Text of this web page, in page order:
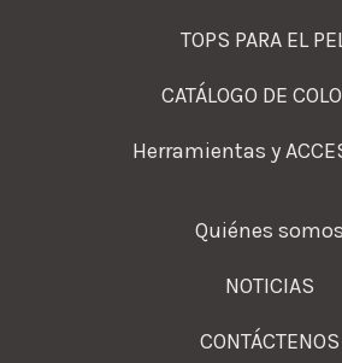
TOPS PARA EL
CATÁLOGO DE
Herramientas y
Quiénes somos
NOTICIAS
CONTÁCTENOS